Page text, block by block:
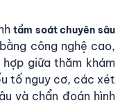
tầm soát chuyên sâu
công nghệ cao,
giữa thăm khám
tố nguy cơ, các xét
và chẩn đoán hình